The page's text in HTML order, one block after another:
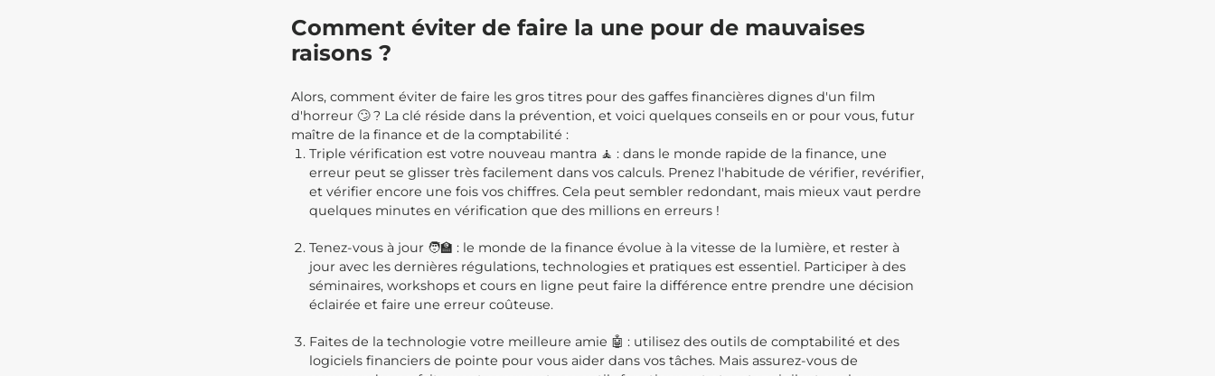
Comment éviter de faire la une pour de mauvaises
raisons ?
Alors, comment éviter de faire les gros titres pour des gaffes financières dignes d'un film
d'horreur 🙄 ? La clé réside dans la prévention, et voici quelques conseils en or pour vous, futur
maître de la finance et de la comptabilité :
Triple vérification est votre nouveau mantra 🧘 : dans le monde rapide de la finance, une
erreur peut se glisser très facilement dans vos calculs. Prenez l'habitude de vérifier, revérifier,
et vérifier encore une fois vos chiffres. Cela peut sembler redondant, mais mieux vaut perdre
quelques minutes en vérification que des millions en erreurs !
Tenez-vous à jour 🧑‍🏫 : le monde de la finance évolue à la vitesse de la lumière, et rester à
jour avec les dernières régulations, technologies et pratiques est essentiel. Participer à des
séminaires, workshops et cours en ligne peut faire la différence entre prendre une décision
éclairée et faire une erreur coûteuse.
Faites de la technologie votre meilleure amie 🤖 : utilisez des outils de comptabilité et des
logiciels financiers de pointe pour vous aider dans vos tâches. Mais assurez-vous de